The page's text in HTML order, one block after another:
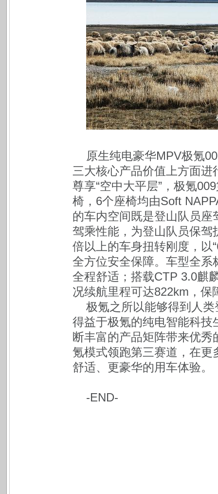
原生纯电豪华MPV极氪
三大核心产品价值上方面
尊享“空中大平层”，极氪
椅，6个座椅均由Soft
的车内空间既是登山队员
驾乘性能，为登山队员保
倍以上的车身扭转刚度，以
全方位安全保障。车型全
全程舒适；搭载CTP 3.0麒
况续航里程可达822km，保
极氪之所以能够得到人
得益于极氪的纯电智能科
断丰富的产品矩阵带来优
氪模式领跑第三赛道，在
舒适、更豪华的用车体验。
-END-